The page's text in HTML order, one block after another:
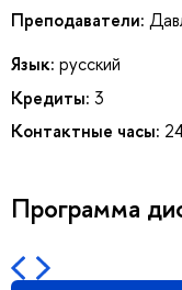
Преподаватели:
Язык: русский
Кредиты: 3
Контактные часы:
Программа